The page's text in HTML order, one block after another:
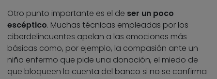
Otro punto importante es el de ser un poco
escéptico. Muchas técnicas empleadas por los
ciberdelincuentes apelan a las emociones más
básicas como, por ejemplo, la compasión ante un
niño enfermo que pide una donación, el miedo de
que bloqueen la cuenta del banco si no se confirma